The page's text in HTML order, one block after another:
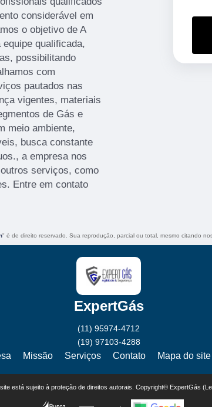
considerável em
o objetivo de A
qualificada,
possibilitando
com
pautados nas
vigentes, materiais
de Gás e
meio ambiente,
busca constante
a empresa nos
serviços, como
Entre em contato
" é de direito reservado. Sua reprodução, parcial ou total, mesmo citando
ExpertGás
(11) 95974-4712
(19) 97103-4288
Missão Serviços Contato Mapa do site
está sujeito à proteção de direitos autorais. Copyright© ExpertGás